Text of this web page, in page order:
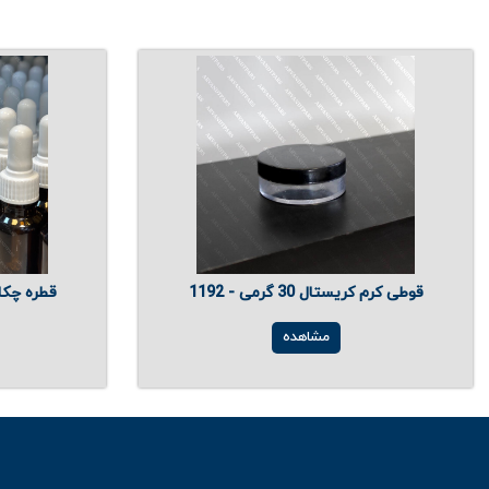
قطره چکان ۱۸میل با در قوطی کرم کریستال 30 گرمی - 1192
مشاهده